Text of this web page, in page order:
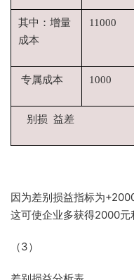
其中：增量
成本
11000
专属成本 1000
别损 益差
因为差别损益指标为
这可使企业多获得2000元
（3）